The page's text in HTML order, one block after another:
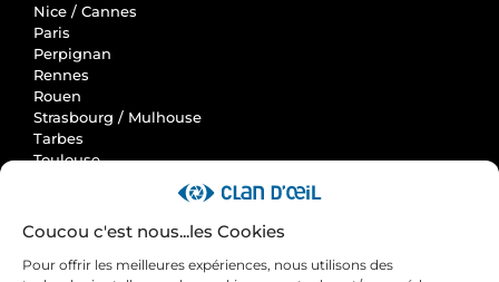
Coucou c'est nous...les Cookies
Pour offrir les meilleures expériences, nous utilisons des
Nice / Cannes
Paris
Perpignan
Rennes
Rouen
Strasbourg / Mulhouse
Tarbes
Toulouse
Actus